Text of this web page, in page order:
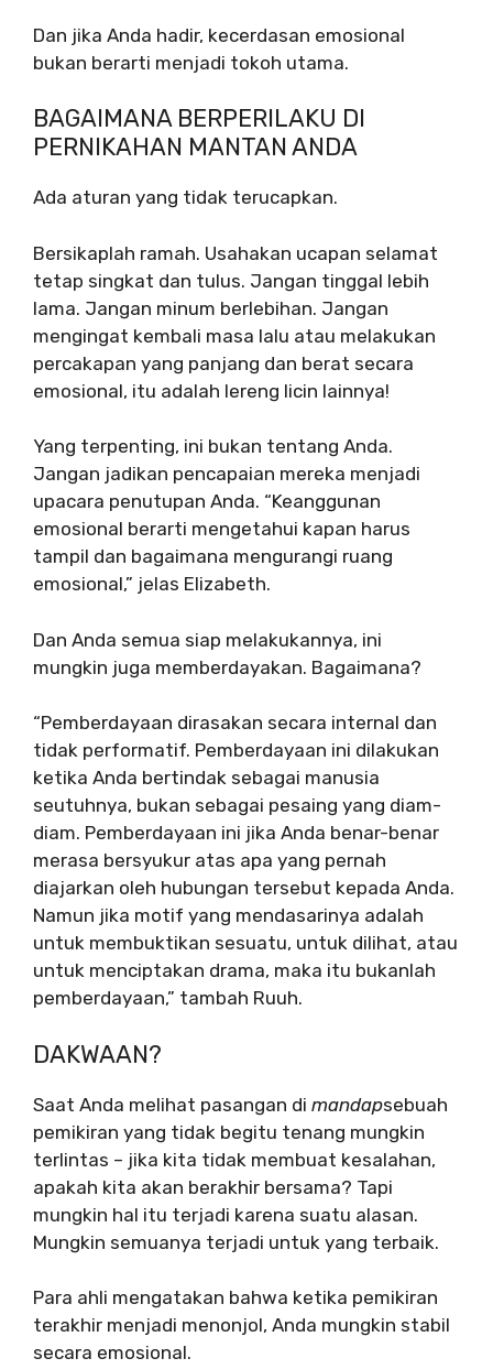
Dan jika Anda hadir, kecerdasan emosional
bukan berarti menjadi tokoh utama.
BAGAIMANA BERPERILAKU DI
PERNIKAHAN MANTAN ANDA
Ada aturan yang tidak terucapkan.
Bersikaplah ramah. Usahakan ucapan selamat
tetap singkat dan tulus. Jangan tinggal lebih
lama. Jangan minum berlebihan. Jangan
mengingat kembali masa lalu atau melakukan
percakapan yang panjang dan berat secara
emosional, itu adalah lereng licin lainnya!
Yang terpenting, ini bukan tentang Anda.
Jangan jadikan pencapaian mereka menjadi
upacara penutupan Anda. “Keanggunan
emosional berarti mengetahui kapan harus
tampil dan bagaimana mengurangi ruang
emosional,” jelas Elizabeth.
Dan Anda semua siap melakukannya, ini
mungkin juga memberdayakan. Bagaimana?
“Pemberdayaan dirasakan secara internal dan
tidak performatif. Pemberdayaan ini dilakukan
ketika Anda bertindak sebagai manusia
seutuhnya, bukan sebagai pesaing yang diam-
diam. Pemberdayaan ini jika Anda benar-benar
merasa bersyukur atas apa yang pernah
diajarkan oleh hubungan tersebut kepada Anda.
Namun jika motif yang mendasarinya adalah
untuk membuktikan sesuatu, untuk dilihat, atau
untuk menciptakan drama, maka itu bukanlah
pemberdayaan,” tambah Ruuh.
DAKWAAN?
Saat Anda melihat pasangan di mandapsebuah
pemikiran yang tidak begitu tenang mungkin
terlintas – jika kita tidak membuat kesalahan,
apakah kita akan berakhir bersama? Tapi
mungkin hal itu terjadi karena suatu alasan.
Mungkin semuanya terjadi untuk yang terbaik.
Para ahli mengatakan bahwa ketika pemikiran
terakhir menjadi menonjol, Anda mungkin stabil
secara emosional.